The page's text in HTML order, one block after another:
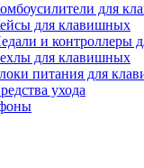
для
для клавишных
и контроллеры
для клавишных
питания для
ухода